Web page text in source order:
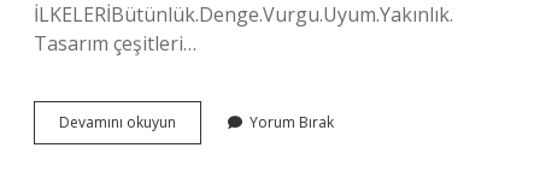
İLKELERİBütünlük.Denge.Vurgu.Uyum.Yakınlık.
Tasarım çeşitleri…
Devamını okuyun Tasarımın
Ilkeleri
Yorum Bırak